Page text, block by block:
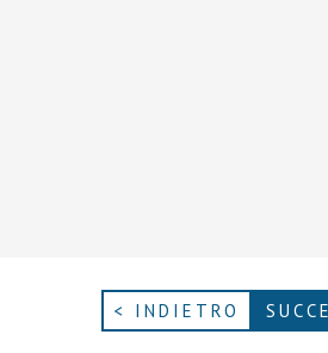
< INDIETRO